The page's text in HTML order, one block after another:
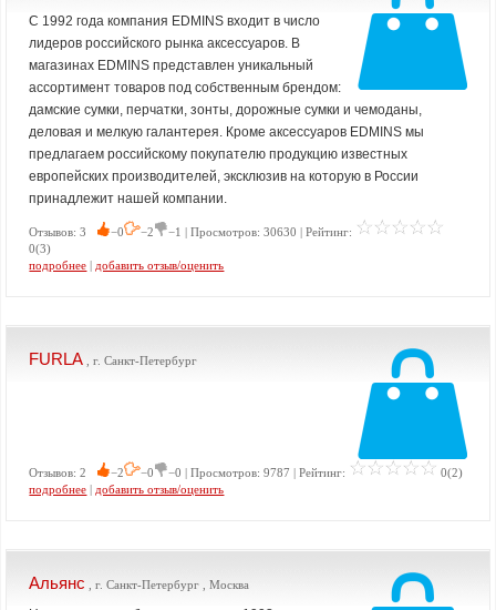
C 1992 года компания EDMINS входит в число
лидеров российского рынка аксессуаров. В
магазинах EDMINS представлен уникальный
ассортимент товаров под собственным брендом:
дамские сумки, перчатки, зонты, дорожные сумки и чемоданы,
деловая и мелкую галантерея. Кроме аксессуаров EDMINS мы
предлагаем российскому покупателю продукцию известных
европейских производителей, эксклюзив на которую в России
принадлежит нашей компании.
Отзывов: 3 −0 −2
−1 | Просмотров: 30630 | Рейтинг:
0(3)
подробнее | добавить отзыв/оценить
FURLA , г. Санкт-Петербург
Отзывов: 2 −2 −0 −0 | Просмотров: 9787 | Рейтинг:
0(2)
подробнее | добавить отзыв/оценить
Альянс , г. Санкт-Петербург , Москва